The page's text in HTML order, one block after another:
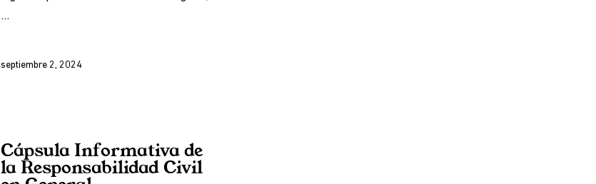
…
septiembre 2, 2024
Cápsula Informativa de
la Responsabilidad Civil